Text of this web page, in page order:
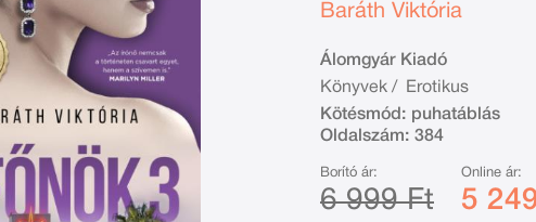
Baráth Viktória
Álomgyár Kiadó
Könyvek /
Erotikus
Kötésmód: puhatáblás
Oldalszám: 384
Borító ár:
6 999 Ft
Online ár:
5